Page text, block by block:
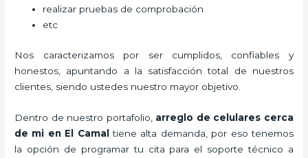
realizar pruebas de comprobación
etc
Nos caracterizamos por ser cumplidos, confiables y
honestos, apuntando a la satisfacción total de nuestros
clientes, siendo ustedes nuestro mayor objetivo.
Dentro de nuestro portafolio, arreglo de celulares cerca
de mi en El Camal tiene alta demanda, por eso tenemos
la opción de programar tu cita para el soporte técnico a